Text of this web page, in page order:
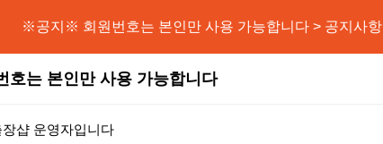
※공지※ 회원번호는 본인만 사용 가능합니다 > 공지사항
는 본인만 사용 가능합니다
샵 운영자입니다